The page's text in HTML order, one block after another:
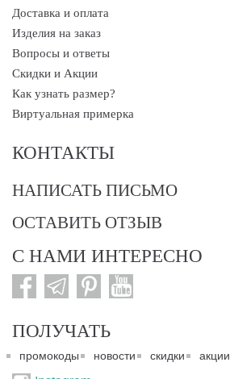
Доставка и оплата
Изделия на заказ
Вопросы и ответы
Скидки и Акции
Как узнать размер?
Виртуальная примерка
КОНТАКТЫ
НАПИСАТЬ ПИСЬМО
ОСТАВИТЬ ОТЗЫВ
С НАМИ ИНТЕРЕСНО
ПОЛУЧАТЬ
промокоды новости скидки акции